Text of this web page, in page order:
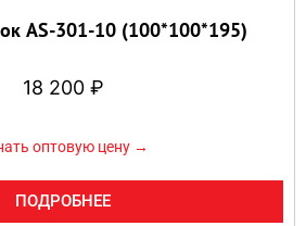
AS-301-10 (100*100*195)
18 200 ₽
оптовую цену →
ПОДРОБНЕЕ